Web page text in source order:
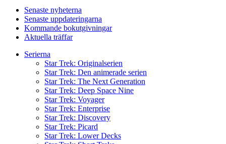
Senaste nyheterna
Senaste uppdateringarna
Kommande bokutgivningar
Aktuella träffar
Serierna
Star Trek: Originalserien
Star Trek: Den animerade serien
Star Trek: The Next Generation
Star Trek: Deep Space Nine
Star Trek: Voyager
Star Trek: Enterprise
Star Trek: Discovery
Star Trek: Picard
Star Trek: Lower Decks